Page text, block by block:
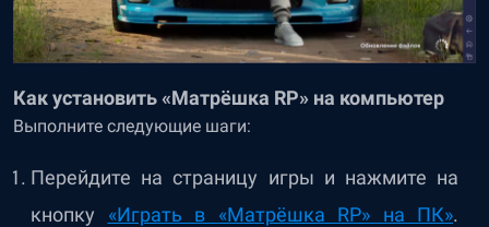
Как установить «Матрёшка RP» на компьютер
Выполните следующие шаги:
Перейдите на страницу игры и нажмите на
кнопку «Играть в «Матрёшка RP» на ПК».